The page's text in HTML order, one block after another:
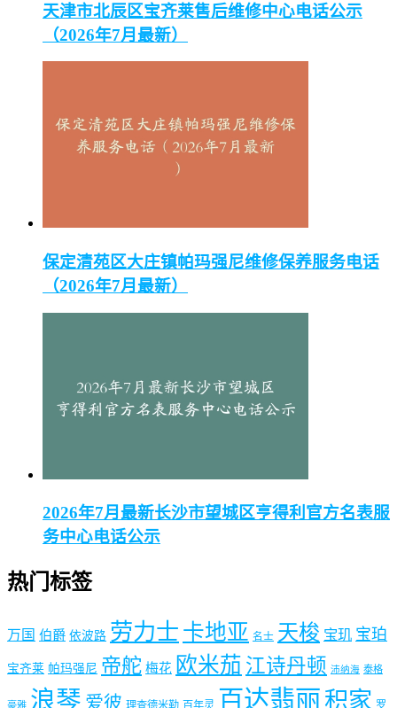
天津市北辰区宝齐莱售后维修中心电话公示
（2026年7月最新）
保定清苑区大庄镇帕玛强尼维修保养服务电话
（2026年7月最新）
2026年7月最新长沙市望城区亨得利官方名表服
务中心电话公示
热门标签
万国 伯爵 依波路 劳力士 卡地亚 名士 天梭 宝玑 宝珀
宝齐莱 帕玛强尼 帝舵 梅花 欧米茄 江诗丹顿 沛纳海 泰格
豪雅 浪琴 爱彼 理查德米勒 百年灵 百达翡丽 积家 罗